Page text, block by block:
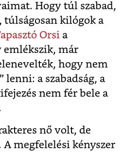
Hogy túl szabad,
kilógok a
Orsi a
emlékszik, már
hogy nem
lenni: a szabadság, a
nem fér bele a
nő volt, de
A megfelelési kényszer